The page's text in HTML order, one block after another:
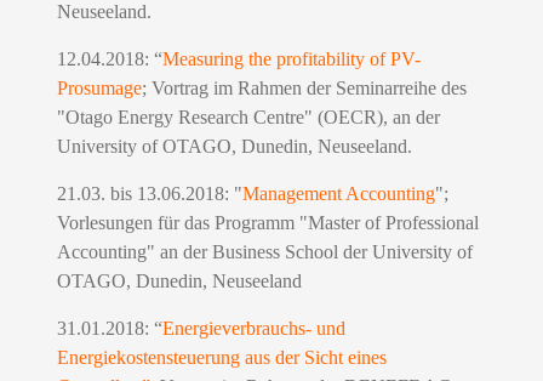
Neuseeland.
12.04.2018: “Measuring the profitability of PV-
Prosumage; Vortrag im Rahmen der Seminarreihe des
"Otago Energy Research Centre" (OECR), an der
University of OTAGO, Dunedin, Neuseeland.
21.03. bis 13.06.2018: "Management Accounting";
Vorlesungen für das Programm "Master of Professional
Accounting" an der Business School der University of
OTAGO, Dunedin, Neuseeland
31.01.2018: “Energieverbrauchs- und
Energiekostensteuerung aus der Sicht eines